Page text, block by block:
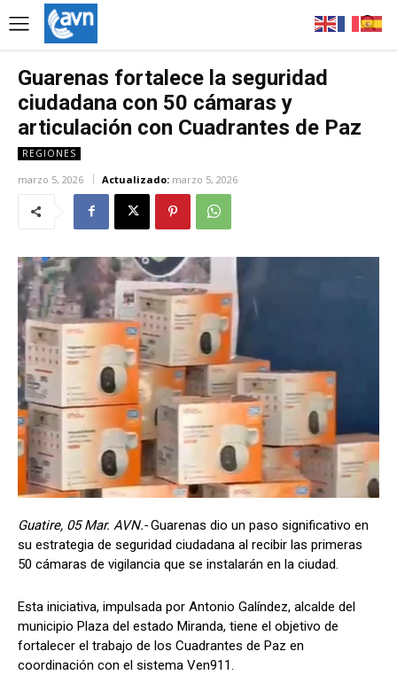
Guarenas fortalece la seguridad
ciudadana con 50 cámaras y
articulación con Cuadrantes de Paz
REGIONES
marzo 5, 2026 Actualizado: marzo 5, 2026
Guatire, 05 Mar. AVN.-Guarenas dio un paso significativo en
su estrategia de seguridad ciudadana al recibir las primeras
50 cámaras de vigilancia que se instalarán en la ciudad.
Esta iniciativa, impulsada por Antonio Galíndez, alcalde del
municipio Plaza del estado Miranda, tiene el objetivo de
fortalecer el trabajo de los Cuadrantes de Paz en
coordinación con el sistema Ven911.